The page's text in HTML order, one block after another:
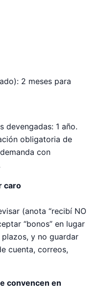
2 meses para
devengadas: 1 año.
obligatoria de
con
caro
(anota “recibí NO
“bonos” en lugar
y no guardar
cuenta, correos,
convencen en